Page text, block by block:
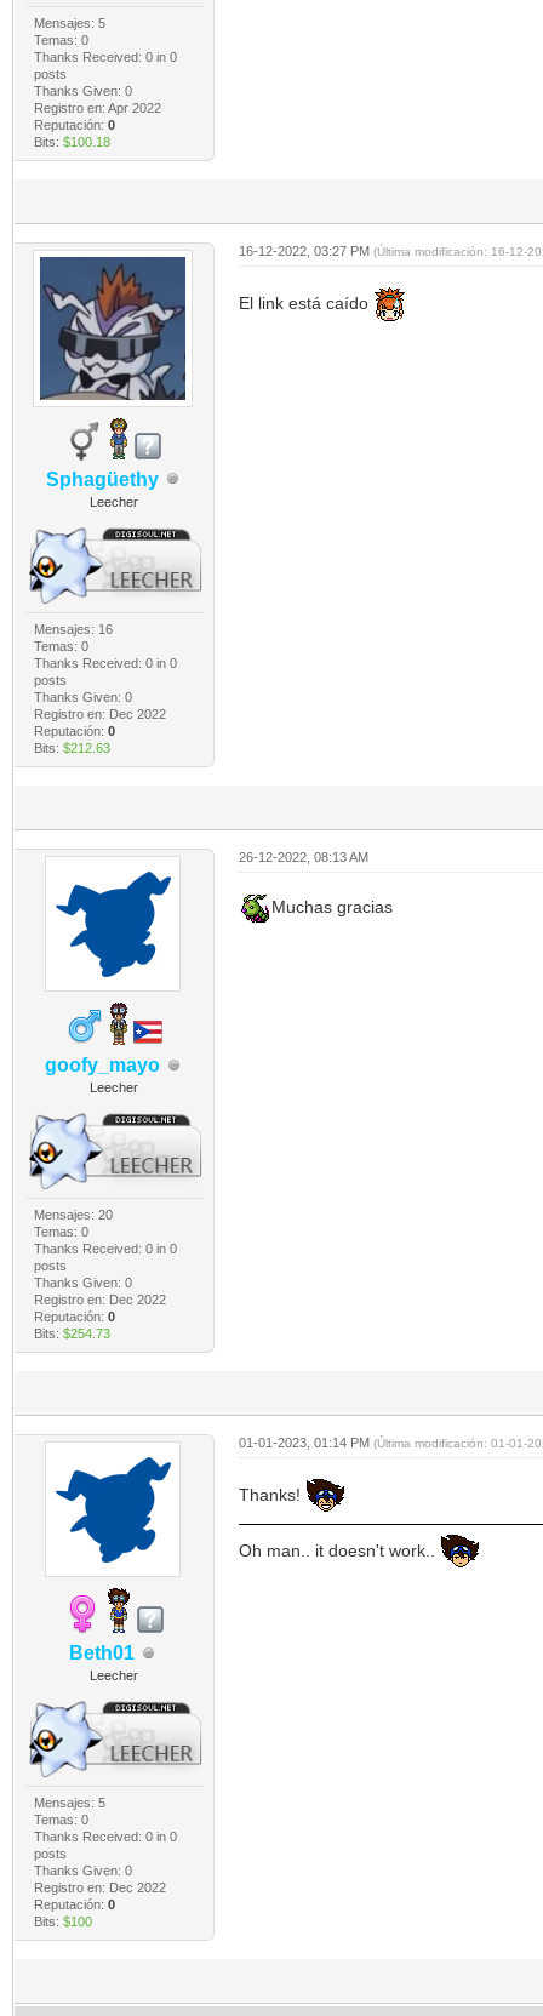
Mensajes: 5
Temas: 0
Thanks Received: 0in 0
posts
Thanks Given: 0
Registro en: Apr 2022
Reputación: 0
Bits: $100.18
Sphagüethy
Leecher
Mensajes: 16
Temas: 0
Thanks Received: 0in 0
posts
Thanks Given: 0
Registro en: Dec 2022
Reputación: 0
Bits: $212.63
16-12-2022, 03:27 PM (Última modificación: 16-12-
El link está caído
goofy_mayo
Leecher
Mensajes: 20
Temas: 0
Thanks Received: 0in 0
posts
Thanks Given: 0
Registro en: Dec 2022
Reputación: 0
Bits: $254.73
26-12-2022, 08:13 AM
Muchas gracias
Beth01
Leecher
Mensajes: 5
Temas: 0
Thanks Received: 0in 0
posts
Thanks Given: 0
Registro en: Dec 2022
Reputación: 0
Bits: $100
01-01-2023, 01:14 PM (Última modificación: 01-01-
Thanks!
Oh man.. it doesn't work..